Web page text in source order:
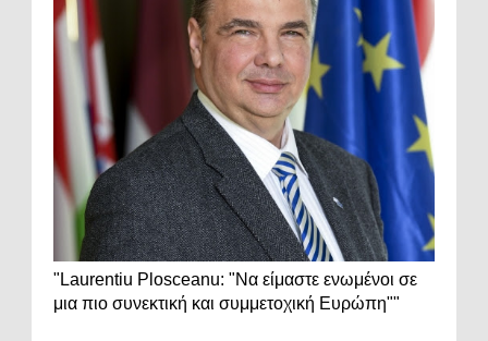
"Laurentiu Plosceanu: "Να είμαστε ενωμένοι σε
μια πιο συνεκτική και συμμετοχική Ευρώπη""